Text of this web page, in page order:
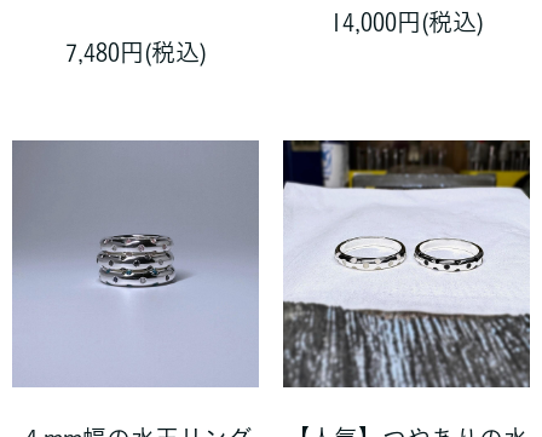
7,480円(税込)
14,000円(税込)